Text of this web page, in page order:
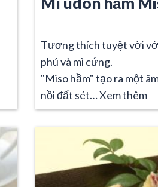
Tương thích tuyệt vời
phú và mì cứng.
"Miso hầm" tạo ra một
nồi đất sét…Xem thêm